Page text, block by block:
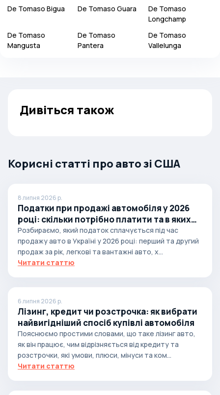
De Tomaso Bigua De Tomaso Guara
De Tomaso
Longchamp
De Tomaso
Mangusta
De Tomaso
Pantera
De Tomaso
Vallelunga
Дивіться також
Корисні статті про авто зі США
8 липня 2026 р.
Податки при продажі автомобіля у 2026
році: скільки потрібно платити та в яких
випадках
Розбираємо, який податок сплачується під час
продажу авто в Україні у 2026 році: перший та другий
продаж за рік, легкові та вантажні авто, х...
Читати статтю
6 липня 2026 р.
Лізинг, кредит чи розстрочка: як вибрати
найвигідніший спосіб купівлі автомобіля
Пояснюємо простими словами, що таке лізинг авто,
як він працює, чим відрізняється від кредиту та
розстрочки, які умови, плюси, мінуси та ком...
Читати статтю